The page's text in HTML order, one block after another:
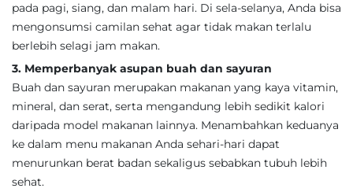
pada pagi, siang, dan malam hari. Di sela-selanya, Anda bisa
mengonsumsi camilan sehat agar tidak makan terlalu
berlebih selagi jam makan.
3. Memperbanyak asupan buah dan sayuran
Buah dan sayuran merupakan makanan yang kaya vitamin,
mineral, dan serat, serta mengandung lebih sedikit kalori
daripada model makanan lainnya. Menambahkan keduanya
ke dalam menu makanan Anda sehari-hari dapat
menurunkan berat badan sekaligus sebabkan tubuh lebih
sehat.